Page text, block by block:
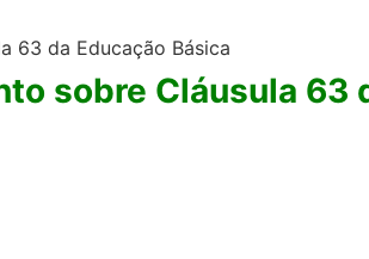
sobre Cláusula 63